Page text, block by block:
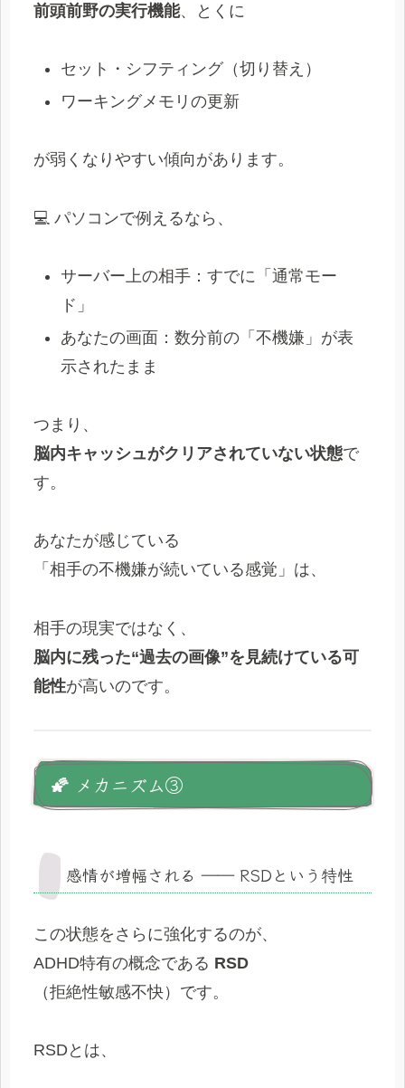
前頭前野の実行機能、とくに
セット・シフティング（切り替え）
ワーキングメモリの更新
が弱くなりやすい傾向があります。
💻 パソコンで例えるなら、
サーバー上の相手：すでに「通常モー
ド」
あなたの画面：数分前の「不機嫌」が表
示されたまま
つまり、
脳内キャッシュがクリアされていない状態で
す。
あなたが感じている
「相手の不機嫌が続いている感覚」は、
相手の現実ではなく、
脳内に残った“過去の画像”を見続けている可
能性が高いのです。
🌠 メカニズム③
感情が増幅される ―― RSDという特性
この状態をさらに強化するのが、
ADHD特有の概念である RSD
（拒絶性敏感不快）です。
RSDとは、